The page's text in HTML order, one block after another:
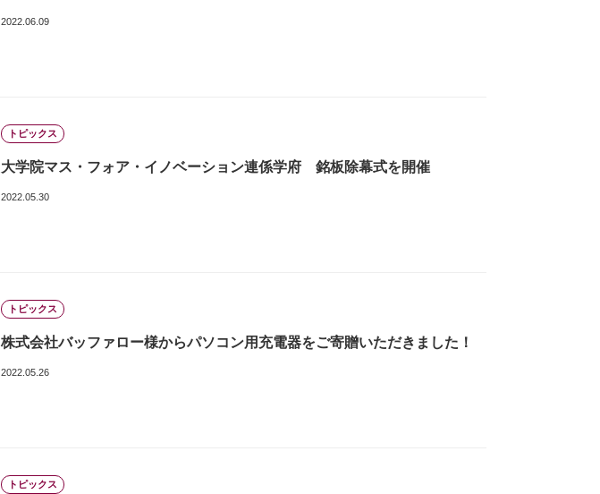
2022.06.09
トピックス
大学院マス・フォア・イノベーション連係学府 銘板除幕式を開催
2022.05.30
トピックス
株式会社バッファロー様からパソコン用充電器をご寄贈いただきました！
2022.05.26
トピックス